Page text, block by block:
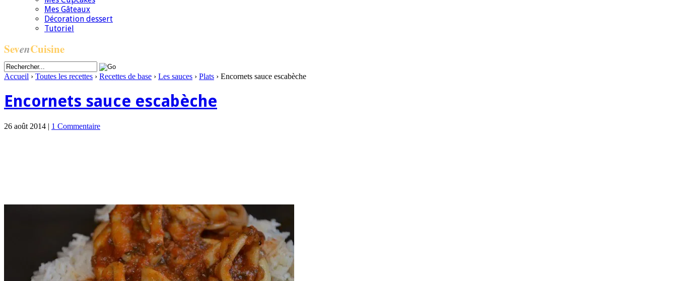
Mes Gâteaux
Décoration dessert
Tutoriel
SevenCuisine
Accueil › Toutes les recettes › Recettes de base › Les sauces › Plats › Encornets sauce escabèche
Encornets sauce escabèche
26 août 2014 | 1 Commentaire